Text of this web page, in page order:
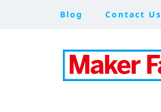
Blog Contact Us